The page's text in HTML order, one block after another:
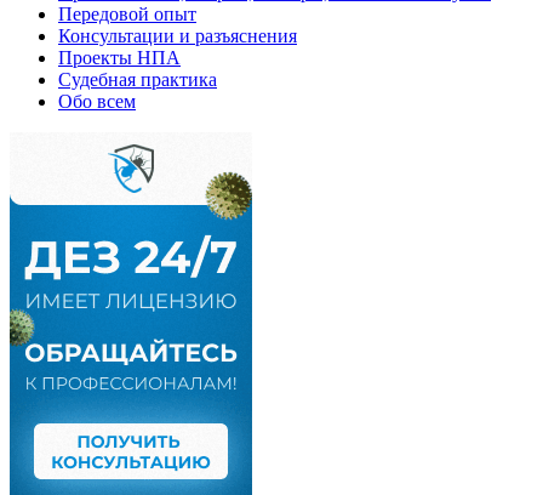
Передовой опыт
Консультации и разъяснения
Проекты НПА
Судебная практика
Обо всем